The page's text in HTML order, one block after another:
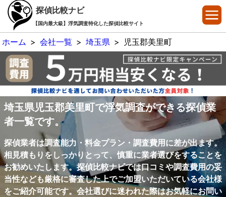
探偵比較ナビ
【国内最大級】浮気調査特化した探偵比較サイト
ホーム > 会社一覧 > 埼玉県 > 児玉郡美里町
埼玉県児玉郡美里町で浮気調査ができる探偵業
者一覧です。
探偵業者は調査能力・料金プラン・調査費用に差が出ます。
相見積もりをしっかりとって、慎重に業者選びをすることを
お勧めいたします。探偵比較ナビでは口コミや調査費用の妥
当性なども厳格に審査した上でご加盟いただいている会社様
をご紹介可能です。会社選びに迷われた際はお気軽にお問い